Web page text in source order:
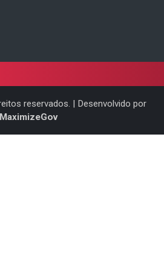
reservados. | Desenvolvido por
MaximizeGov